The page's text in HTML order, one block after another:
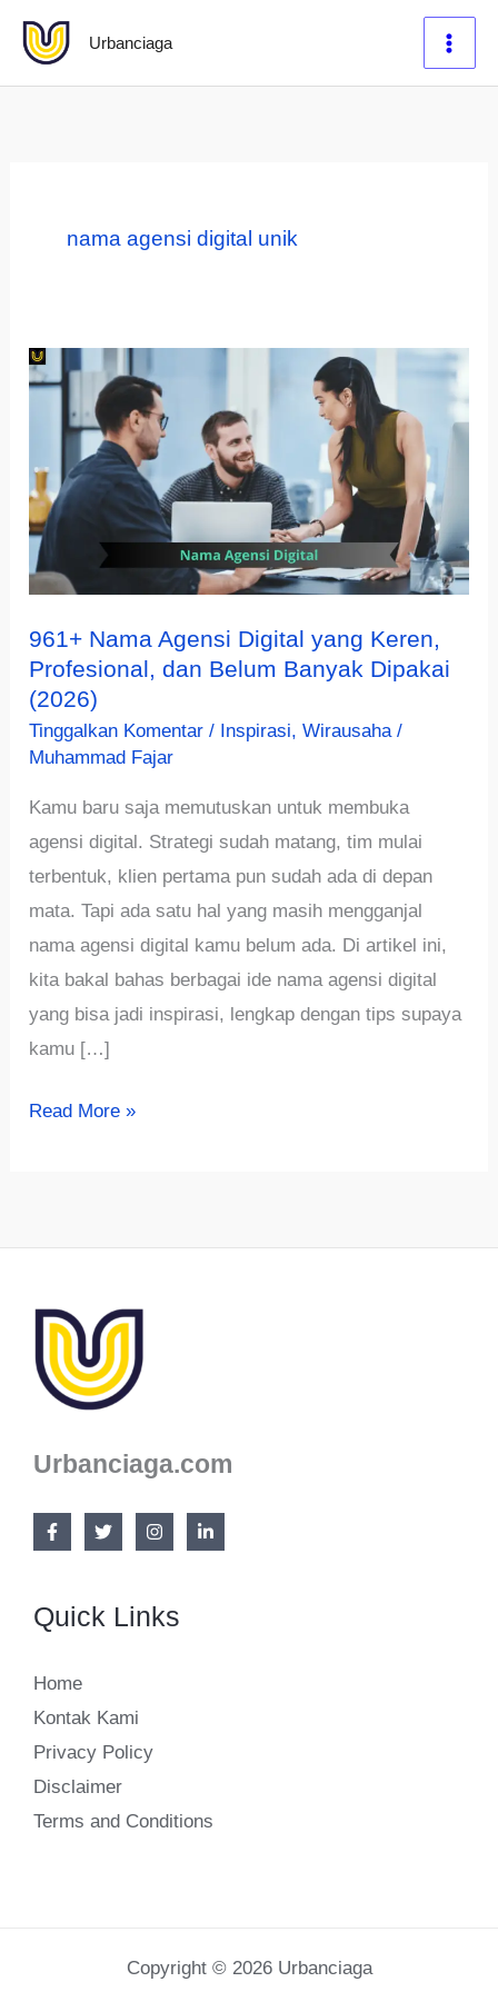
Lewati
konten
Urbanciaga
nama agensi digital unik
961+ Nama Agensi Digital yang Keren,
Profesional, dan Belum Banyak Dipakai
(2026)
Tinggalkan Komentar / Inspirasi,Wirausaha /
Muhammad Fajar
Kamu baru saja memutuskan untuk membuka
agensi digital. Strategi sudah matang, tim mulai
terbentuk, klien pertama pun sudah ada di depan
mata. Tapi ada satu hal yang masih mengganjal
nama agensi digital kamu belum ada. Di artikel ini,
kita bakal bahas berbagai ide nama agensi digital
yang bisa jadi inspirasi, lengkap dengan tips supaya
kamu […]
961+
yang
Profesional,
Belum
Dipakai
Read More »
Urbanciaga.com
Quick Links
Home
Kontak Kami
Privacy Policy
Disclaimer
Terms and Conditions
Copyright © 2026 Urbanciaga